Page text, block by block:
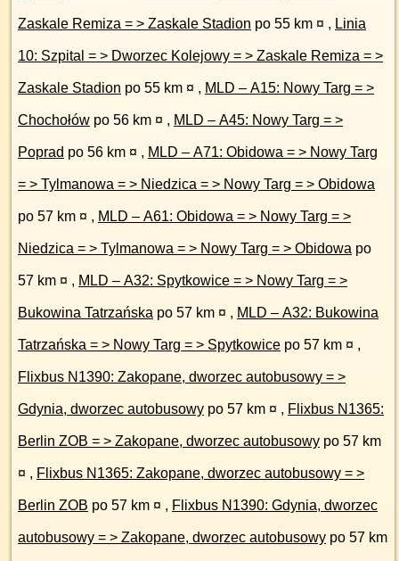
Zaskale Remiza = > Zaskale Stadion po 55 km ¤ , Linia
10: Szpital = > Dworzec Kolejowy = > Zaskale Remiza = >
Zaskale Stadion po 55 km ¤ , MLD – A15: Nowy Targ = >
Chochołów po 56 km ¤ , MLD – A45: Nowy Targ = >
Poprad po 56 km ¤ , MLD – A71: Obidowa = > Nowy Targ
= > Tylmanowa = > Niedzica = > Nowy Targ = > Obidowa
po 57 km ¤ , MLD – A61: Obidowa = > Nowy Targ = >
Niedzica = > Tylmanowa = > Nowy Targ = > Obidowa po
57 km ¤ , MLD – A32: Spytkowice = > Nowy Targ = >
Bukowina Tatrzańska po 57 km ¤ , MLD – A32: Bukowina
Tatrzańska = > Nowy Targ = > Spytkowice po 57 km ¤ ,
Flixbus N1390: Zakopane, dworzec autobusowy = >
Gdynia, dworzec autobusowy po 57 km ¤ , Flixbus N1365:
Berlin ZOB = > Zakopane, dworzec autobusowy po 57 km
¤ , Flixbus N1365: Zakopane, dworzec autobusowy = >
Berlin ZOB po 57 km ¤ , Flixbus N1390: Gdynia, dworzec
autobusowy = > Zakopane, dworzec autobusowy po 57 km